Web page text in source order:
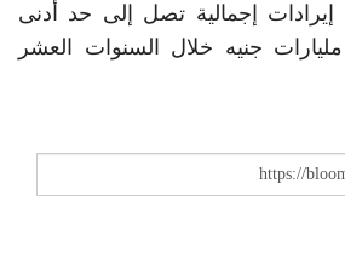
إجمالية تصل إلى حد أدنى
مضمون قدره 106 مليارات جنيه خلال السنوات العشر